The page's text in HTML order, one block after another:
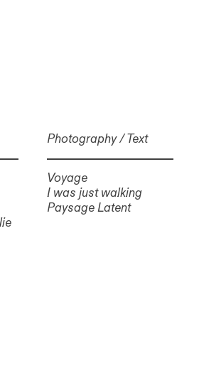
Photography / Text
Voyage
I was just walking
Paysage Latent